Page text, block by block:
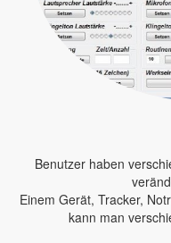
Benutzer haben
Einem Gerät, Tracker,
kann man